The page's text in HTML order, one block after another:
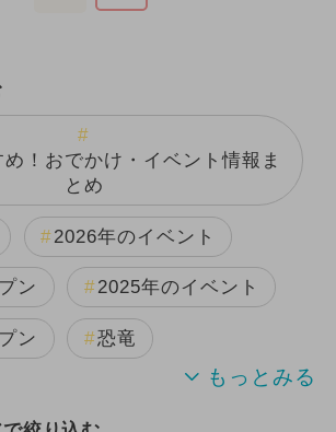
！おでかけ・イベント情報ま
とめ
2026年のイベント
ン 2025年のイベント
ン 恐竜
関西パック